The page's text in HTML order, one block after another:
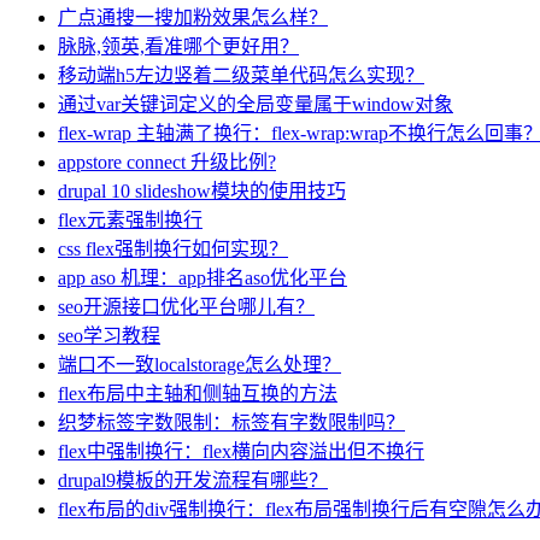
广点通搜一搜加粉效果怎么样？
脉脉,领英,看准哪个更好用？
移动端h5左边竖着二级菜单代码怎么实现？
通过var关键词定义的全局变量属于window对象
flex-wrap 主轴满了换行：flex-wrap:wrap不换行怎么回事
appstore connect 升级比例?
drupal 10 slideshow模块的使用技巧
flex元素强制换行
css flex强制换行如何实现？
app aso 机理：app排名aso优化平台
seo开源接口优化平台哪儿有？
seo学习教程
端口不一致localstorage怎么处理？
flex布局中主轴和侧轴互换的方法
织梦标签字数限制：标签有字数限制吗？
flex中强制换行：flex横向内容溢出但不换行
drupal9模板的开发流程有哪些？
flex布局的div强制换行：flex布局强制换行后有空隙怎么